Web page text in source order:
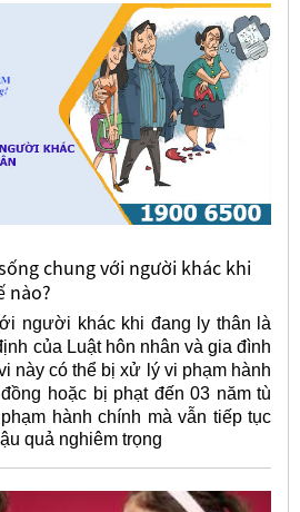
chung với người khác khi
nào?
người khác khi đang ly thân là
của Luật hôn nhân và gia đình
này có thể bị xử lý vi phạm hành
hoặc bị phạt đến 03 năm tù
hành chính mà vẫn tiếp tục
quả nghiêm trọng